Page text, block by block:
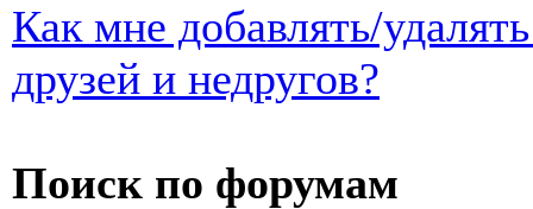
Как мне добавлять/
друзей и недругов?
Поиск по форумам